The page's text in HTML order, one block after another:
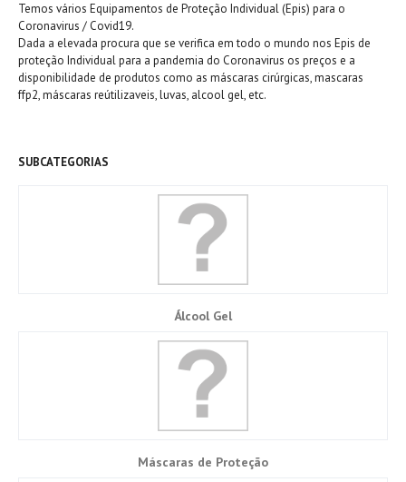
Temos vários Equipamentos de Proteção Individual (Epis) para o
Coronavirus / Covid19.
Dada a elevada procura que se verifica em todo o mundo nos Epis de
proteção Individual para a pandemia do Coronavirus os preços e a
disponibilidade de produtos como as máscaras cirúrgicas, mascaras
ffp2, máscaras reútilizaveis, luvas, alcool gel, etc.
SUBCATEGORIAS
Álcool Gel
Máscaras de Proteção